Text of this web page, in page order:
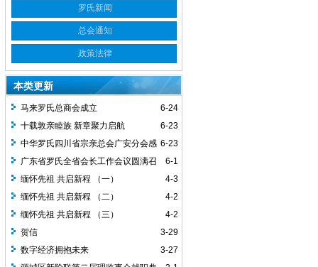
罗氏新闻
总会通知
政策法律
本类更新
6-24
马来罗氏总商会成立
6-23
十载敦亲睦族 新章聚力启航
6-23
中华罗氏四川省宗亲总会广安分会感
谢词
6-1
广东省罗氏全省会长工作会议圆满召
开
4-3
缅怀先祖 共启新程 （一）
4-2
缅怀先祖 共启新程 （二）
4-2
缅怀先祖 共启新程 （三）
3-29
贺信
3-27
数字经济拥抱未来